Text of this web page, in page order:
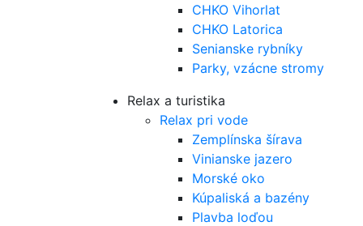
CHKO Vihorlat
CHKO Latorica
Senianske rybníky
Parky, vzácne stromy
Relax a turistika
Relax pri vode
Zemplínska šírava
Vinianske jazero
Morské oko
Kúpaliská a bazény
Plavba loďou